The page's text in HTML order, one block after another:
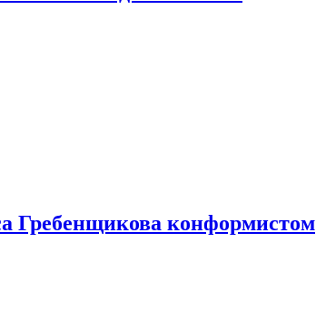
Гребенщикова конформистом